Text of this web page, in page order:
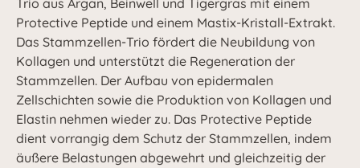
Trio aus Argan, Beinwell und Tigergras mit einem
Protective Peptide und einem Mastix-Kristall-Extrakt.
Das Stammzellen-Trio fördert die Neubildung von
Kollagen und unterstützt die Regeneration der
Stammzellen. Der Aufbau von epidermalen
Zellschichten sowie die Produktion von Kollagen und
Elastin nehmen wieder zu. Das Protective Peptide
dient vorrangig dem Schutz der Stammzellen, indem
äußere Belastungen abgewehrt und gleichzeitig der